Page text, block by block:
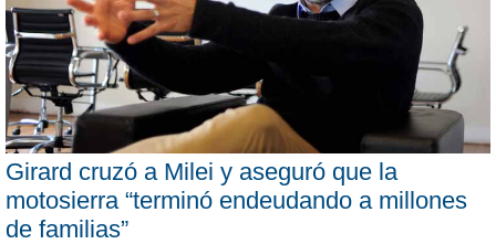
Girard cruzó a Milei y aseguró que la
motosierra “terminó endeudando a millones
de familias”